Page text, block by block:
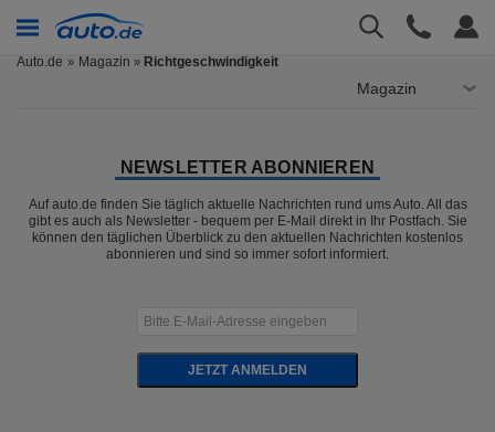
Auto.de Magazin » Richtgeschwindigkeit
Magazin
NEWSLETTER ABONNIEREN
Auf auto.de finden Sie täglich aktuelle Nachrichten rund ums Auto. All das
gibt es auch als Newsletter - bequem per E-Mail direkt in Ihr Postfach. Sie
können den täglichen Überblick zu den aktuellen Nachrichten kostenlos
abonnieren und sind so immer sofort informiert.
JETZT ANMELDEN